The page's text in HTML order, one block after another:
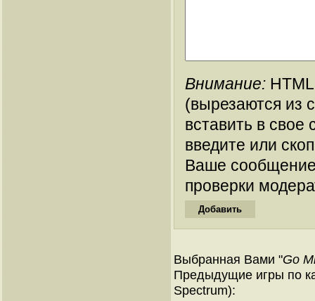
Внимание:
(вырезаются из
вставить в
введите или
Ваше
проверки
Выбранная Вами "Go
Предыдущие игры по
Spectrum):